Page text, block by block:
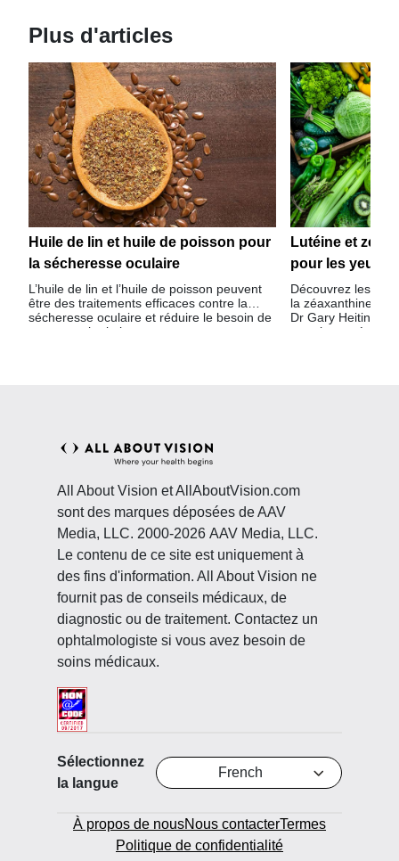
Plus d'articles
Huile de lin et huile de poisson pour
la sécheresse oculaire
L’huile de lin et l’huile de poisson peuvent
être des traitements efficaces contre la
sécheresse oculaire et réduire le besoin de
gouttes ophtalmiques.
Lutéine et
pour les yeux
Découvrez les
la zéaxanthine
Dr Gary Heiting
pour la santé
All About Vision et AllAboutVision.com
sont des marques déposées de AAV
Media, LLC. 2000-2026 AAV Media, LLC.
Le contenu de ce site est uniquement à
des fins d'information. All About Vision ne
fournit pas de conseils médicaux, de
diagnostic ou de traitement. Contactez un
ophtalmologiste si vous avez besoin de
soins médicaux.
Sélectionnez
la langue
French
À propos de nousNous contacterTermes
Politique de confidentialité